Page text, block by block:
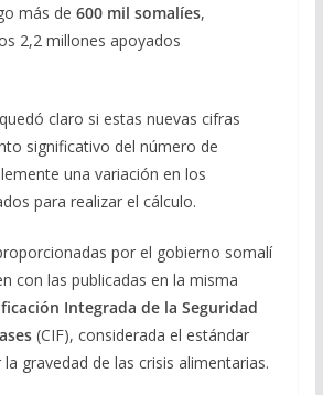
más de 600 mil somalíes,
2,2 millones apoyados
claro si estas nuevas cifras
significativo del número de
una variación en los
para realizar el cálculo.
por el gobierno somalí
con las publicadas en la misma
Integrada de la Seguridad
(CIF), considerada el estándar
gravedad de las crisis alimentarias.